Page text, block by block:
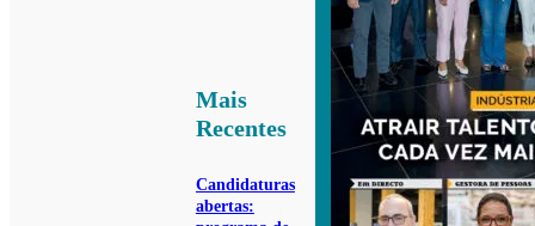
Mais
Recentes
Candidaturas
abertas: